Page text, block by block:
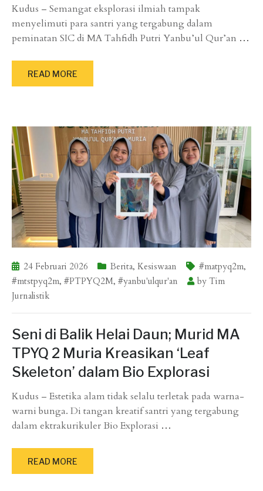
Kudus – Semangat eksplorasi ilmiah tampak
menyelimuti para santri yang tergabung dalam
peminatan SIC di MA Tahfidh Putri Yanbu’ul Qur’an …
READ MORE
24 Februari 2026 Berita, Kesiswaan #matpyq2m,
#mtstpyq2m, #PTPYQ2M, #yanbu'ulqur'an by Tim
Jurnalistik
Seni di Balik Helai Daun; Murid MA
TPYQ 2 Muria Kreasikan ‘Leaf
Skeleton’ dalam Bio Explorasi
Kudus – Estetika alam tidak selalu terletak pada warna-
warni bunga. Di tangan kreatif santri yang tergabung
dalam ektrakurikuler Bio Explorasi …
READ MORE